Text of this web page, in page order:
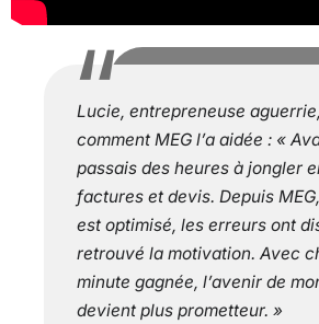
Lucie, entrepreneuse
comment MEG l’a aidée : «
passais des heures à jongler
factures et devis. Depuis
est optimisé, les erreurs ont
retrouvé la motivation. Avec
minute gagnée, l’avenir de
devient plus prometteur. »